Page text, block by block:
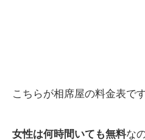
こちらが相席屋の料金表です
女性は何時間いても無料な